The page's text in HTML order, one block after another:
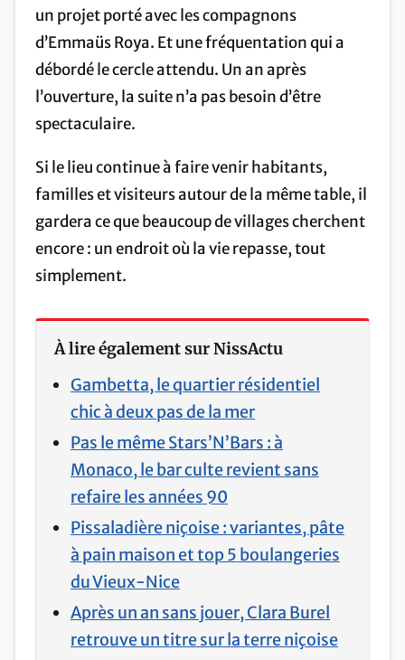
un projet porté avec les compagnons
d’Emmaüs Roya. Et une fréquentation qui a
débordé le cercle attendu. Un an après
l’ouverture, la suite n’a pas besoin d’être
spectaculaire.
Si le lieu continue à faire venir habitants,
familles et visiteurs autour de la même table, il
gardera ce que beaucoup de villages cherchent
encore : un endroit où la vie repasse, tout
simplement.
À lire également sur NissActu
Gambetta, le quartier résidentiel
chic à deux pas de la mer
Pas le même Stars’N’Bars : à
Monaco, le bar culte revient sans
refaire les années 90
Pissaladière niçoise : variantes, pâte
à pain maison et top 5 boulangeries
du Vieux-Nice
Après un an sans jouer, Clara Burel
retrouve un titre sur la terre niçoise